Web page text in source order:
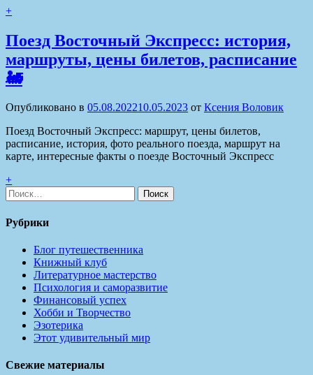
+
Поезд Восточный Экспресс: история,
маршруты, цены билетов, расписание
🚂
Опубликовано в 05.08.202210.05.2023 от Ксения Воловик
Поезд Восточный Экспресс: маршрут, цены билетов,
расписание, история, фото реального поезда, маршрут на
карте, интересные факты о поезде Восточный Экспресс
+
Найти:
Рубрики
Блог путешественника
Книжный клуб
Литературное мастерство
Психология и саморазвитие
Финансовый успех
Хобби и Творчество
Эзотерика
Этот удивительный мир
Свежие материалы